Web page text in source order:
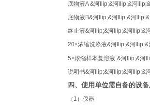
底物液A &河llip;&河llip;&河
底物液 B&河llip;&河llip;&河
终止液&河llip;&河llip;&河llip;&
20×浓缩洗涤液&河llip;&河
5×浓缩样本复溶液 &河llip;&河
说明书&河llip;&河llip;&河llip;&
四、使用单位需自备的设备
（ 1 ）仪器